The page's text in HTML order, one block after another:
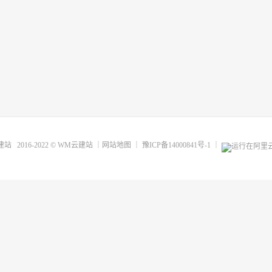
站2016-2022 © WM云建站｜ 网站地图 豫ICP备14000841号-1